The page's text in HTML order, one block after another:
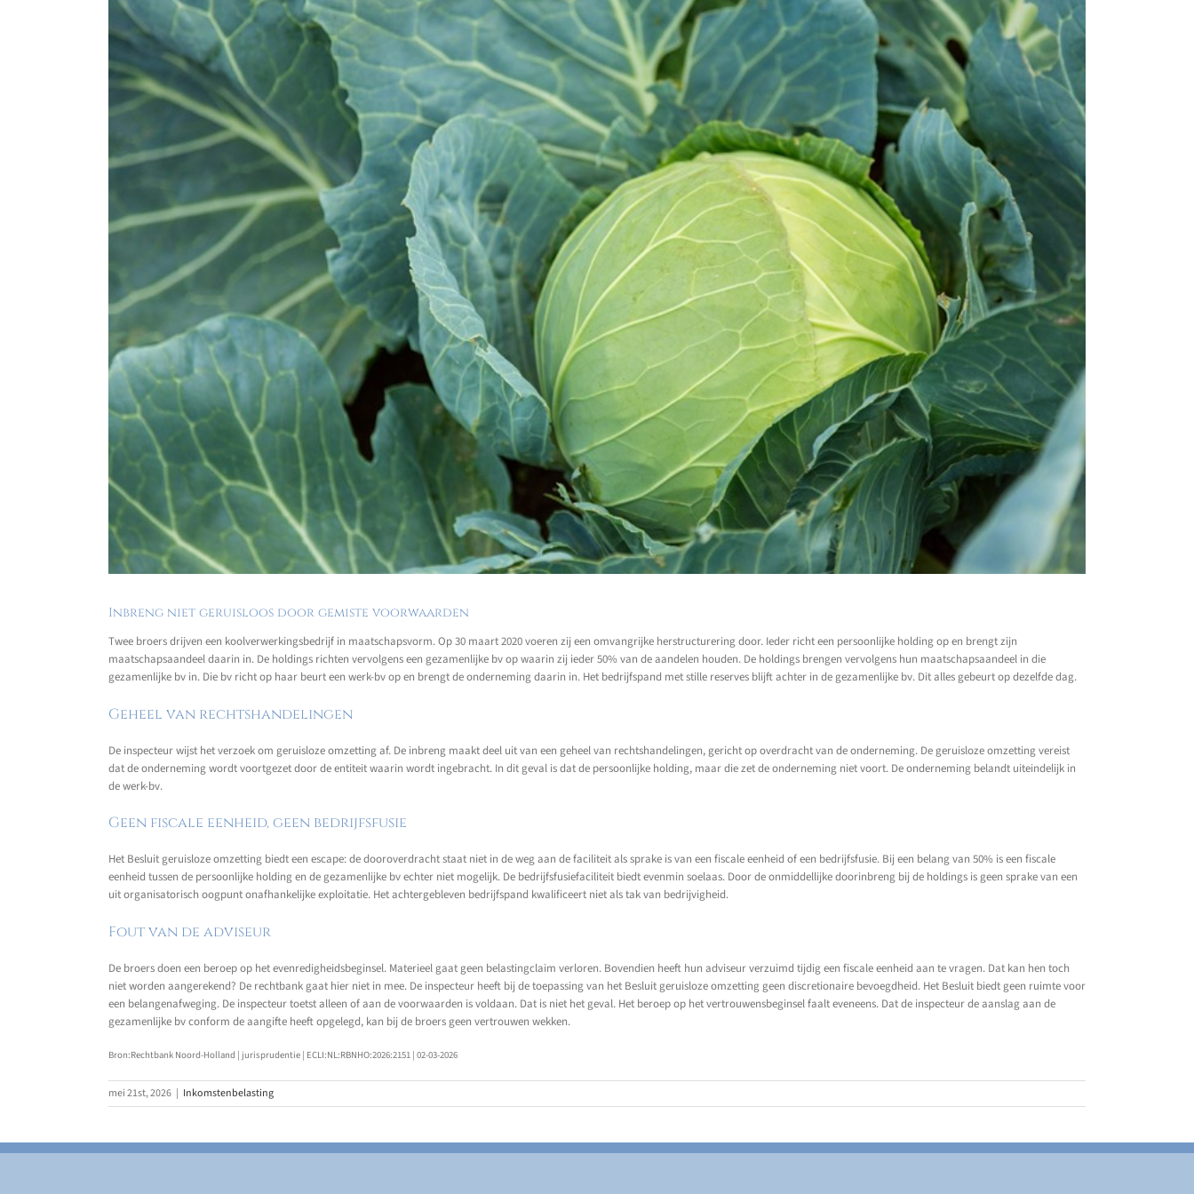
Inbreng niet geruisloos door gemiste voorwaarden
Twee broers drijven een koolverwerkingsbedrijf in maatschapsvorm. Op 30 maart 2020 voeren zij een omvangrijke herstructurering door. Ieder richt een persoonlijke holding op en brengt zijn
maatschapsaandeel daarin in. De holdings richten vervolgens een gezamenlijke bv op waarin zij ieder 50% van de aandelen houden. De holdings brengen vervolgens hun maatschapsaandeel in die
gezamenlijke bv in. Die bv richt op haar beurt een werk-bv op en brengt de onderneming daarin in. Het bedrijfspand met stille reserves blijft achter in de gezamenlijke bv. Dit alles gebeurt op dezelfde dag.
Geheel van rechtshandelingen
De inspecteur wijst het verzoek om geruisloze omzetting af. De inbreng maakt deel uit van een geheel van rechtshandelingen, gericht op overdracht van de onderneming. De geruisloze omzetting vereist
dat de onderneming wordt voortgezet door de entiteit waarin wordt ingebracht. In dit geval is dat de persoonlijke holding, maar die zet de onderneming niet voort. De onderneming belandt uiteindelijk in
de werk-bv.
Geen fiscale eenheid, geen bedrijfsfusie
Het Besluit geruisloze omzetting biedt een escape: de dooroverdracht staat niet in de weg aan de faciliteit als sprake is van een fiscale eenheid of een bedrijfsfusie. Bij een belang van 50% is een fiscale
eenheid tussen de persoonlijke holding en de gezamenlijke bv echter niet mogelijk. De bedrijfsfusiefaciliteit biedt evenmin soelaas. Door de onmiddellijke doorinbreng bij de holdings is geen sprake van een
uit organisatorisch oogpunt onafhankelijke exploitatie. Het achtergebleven bedrijfspand kwalificeert niet als tak van bedrijvigheid.
Fout van de adviseur
De broers doen een beroep op het evenredigheidsbeginsel. Materieel gaat geen belastingclaim verloren. Bovendien heeft hun adviseur verzuimd tijdig een fiscale eenheid aan te vragen. Dat kan hen toch
niet worden aangerekend? De rechtbank gaat hier niet in mee. De inspecteur heeft bij de toepassing van het Besluit geruisloze omzetting geen discretionaire bevoegdheid. Het Besluit biedt geen ruimte voor
een belangenafweging. De inspecteur toetst alleen of aan de voorwaarden is voldaan. Dat is niet het geval. Het beroep op het vertrouwensbeginsel faalt eveneens. Dat de inspecteur de aanslag aan de
gezamenlijke bv conform de aangifte heeft opgelegd, kan bij de broers geen vertrouwen wekken.
Bron:Rechtbank Noord-Holland | jurisprudentie | ECLI:NL:RBNHO:2026:2151 | 02-03-2026
mei 21st, 2026 | Inkomstenbelasting